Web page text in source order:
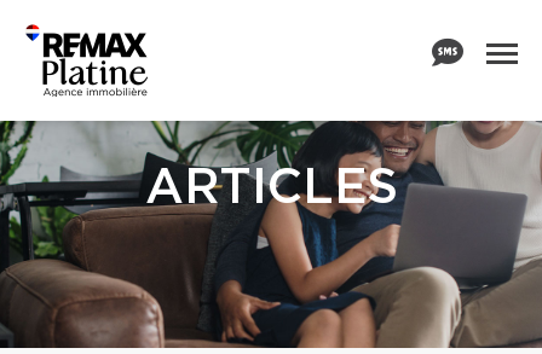
ARTICLES